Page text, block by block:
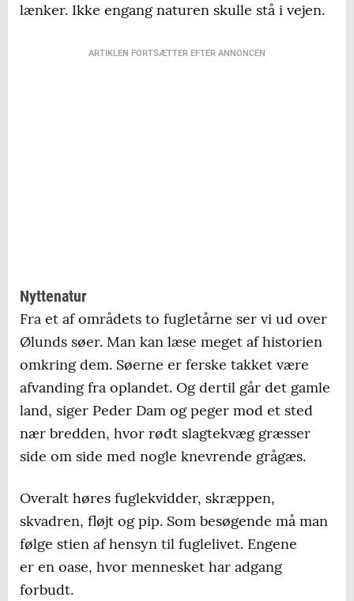
lænker. Ikke engang naturen skulle stå i vejen.
ARTIKLEN FORTSÆTTER EFTER ANNONCEN
Nyttenatur
Fra et af områdets to fugletårne ser vi ud over
Ølunds søer. Man kan læse meget af historien
omkring dem. Søerne er ferske takket være
afvanding fra oplandet. Og dertil går det gamle
land, siger Peder Dam og peger mod et sted
nær bredden, hvor rødt slagtekvæg græsser
side om side med nogle knevrende grågæs.
Overalt høres fuglekvidder, skræppen,
skvadren, fløjt og pip. Som besøgende må man
følge stien af hensyn til fuglelivet. Engene
er en oase, hvor mennesket har adgang
forbudt.